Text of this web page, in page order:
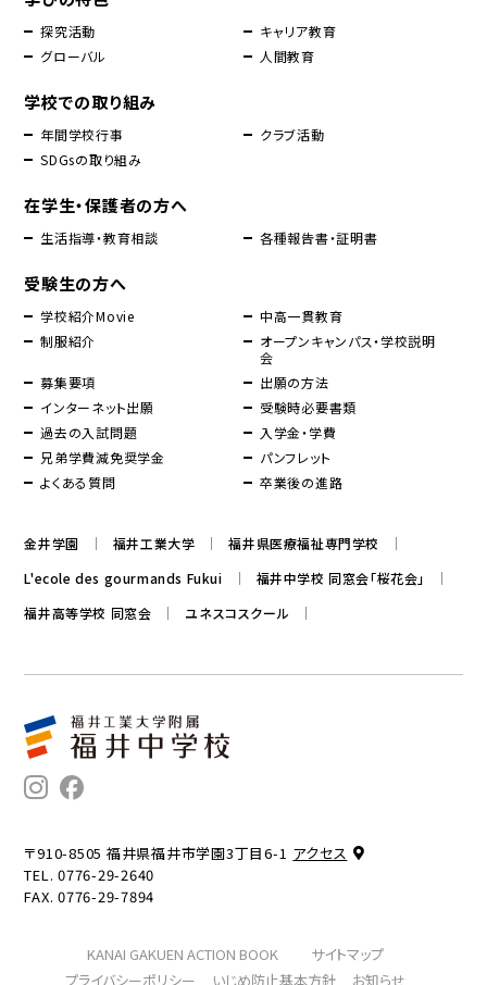
探究活動
キャリア教育
グローバル
人間教育
学校での取り組み
年間学校行事
クラブ活動
SDGsの取り組み
在学生・保護者の方へ
生活指導・教育相談 各種報告書・証明書
受験生の方へ
学校紹介Movie
中高一貫教育
制服紹介
オープンキャンパス・学校説明
会
募集要項
出願の方法
インターネット出願
受験時必要書類
過去の入試問題
入学金・学費
兄弟学費減免奨学金
パンフレット
よくある質問
卒業後の進路
金井学園 福井工業大学
福井県医療福祉専門学校
L'ecole des gourmands Fukui
福井中学校 同窓会「桜花会」
福井高等学校 同窓会
ユネスコスクール
〒910-8505 福井県福井市学園3丁目6-1 アクセス
TEL. 0776-29-2640
FAX. 0776-29-7894
KANAI GAKUEN ACTION BOOK
サイトマップ
プライバシーポリシー
いじめ防止基本方針 お知らせ